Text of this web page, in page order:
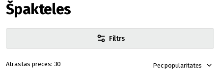
Špakteles
Filtrs
30 Pēc popularitātes